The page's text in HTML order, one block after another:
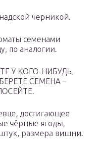
черникой.
семенами
по аналогии.
У КОГО-НИБУДЬ,
СЕМЕНА –
достигающее
чёрные ягоды,
размера вишни.